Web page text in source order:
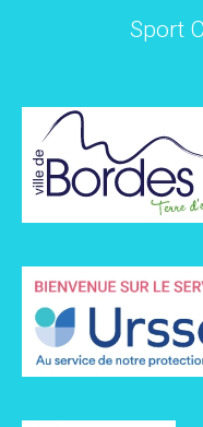
Sport